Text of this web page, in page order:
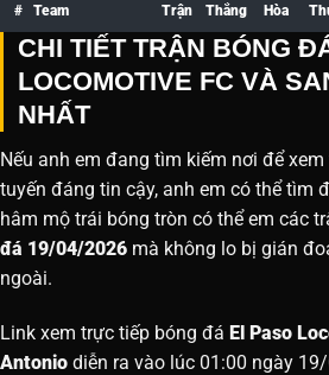
# Team Trận Thắng Hòa
CHI TIẾT TRẬN BÓNG
LOCOMOTIVE FC VÀ
NHẤT
Nếu anh em đang tìm kiếm nơi để
tuyến đáng tin cậy, anh em có thể tìm
hâm mộ trái bóng tròn có thể em các
đá 19/04/2026 mà không lo bị gián
ngoài.
Link xem trực tiếp bóng đá El Paso
Antonio diễn ra vào lúc 01:00 ngày